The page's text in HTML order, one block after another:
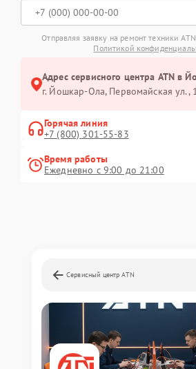
Отправляя заявку на ремонт техники
Политикой
Адрес сервисного центра ATN в
г. Йошкар-Ола, Первомайская ул.,
Горячая линия
+7 (800) 301-55-83
Время работы
Ежедневно с 9:00 до 21:00
Сервисный центр ATN